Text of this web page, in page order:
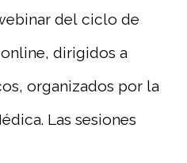
del ciclo de
dirigidos a
organizados por la
Las sesiones